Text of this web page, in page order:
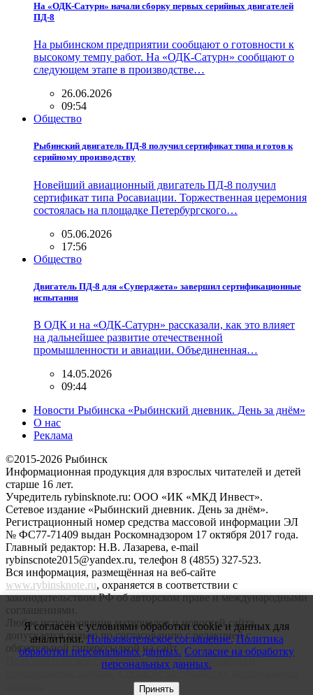
На «ОДК-Сатурн» начали сборку первых серийных двигателей
ПД-8
На рыбинском предприятии сообщают о готовности к
высокому темпу работ. На «ОДК-Сатурн» сообщают о
следующем этапе в производстве…
26.06.2026
09:54
Общество
Рыбинский двигатель ПД-8 получил сертификат типа и готов к
серийному производству
Новейший авиационный двигатель ПД-8 получил
сертификат типа Росавиации. Торжественная церемония
состоялась на площадке Петербургского…
05.06.2026
17:56
Общество
Двигатель ПД-8 для «Суперджета» завершил сертификационные
испытания
В ОДК и на «ОДК-Сатурн» рассказали, как это влияет
на дальнейшее развитие отечественной
промышленности и авиации. Объединенная…
14.05.2026
09:44
Новости Рыбинска «Рыбинский дневник. День за днём»
О нас
Реклама
©2015-2026 Рыбинск
Информационная продукция для взрослых читателей и детей
старше 16 лет.
Учредитель rybinsknote.ru: ООО «ИК «МКД Инвест».
Сетевое издание «Рыбинский дневник. День за днём».
Регистрационный номер средства массовой информации ЭЛ
№ ФС77-71409 выдан Роскомнадзором 17 октября 2017 года.
Главный редактор: Н.В. Лазарева, e-mail
rybinscnote2015@yandex.ru, телефон 8 (4855) 327-523.
Вся информация, размещённая на веб-сайте
www.rybinsknote.ru, охраняется в соответствии с
законодательством РФ об авторском праве и международными
соглашениями.
Любое использование материалов и новостей сайта
допускается только по согласованию с редакцией с
обязательной гиперссылкой на сайтrybinsknote.ru.
Пользовательское соглашение. Политика обработки
персональных данных. Согласие на обработку персональных
Я согласен с условиями обработки cookie и данных для
аналитики. Пользовательское соглашение. Политика
обработки персональных данных. Согласие на обработку
персональных данных.
Принять